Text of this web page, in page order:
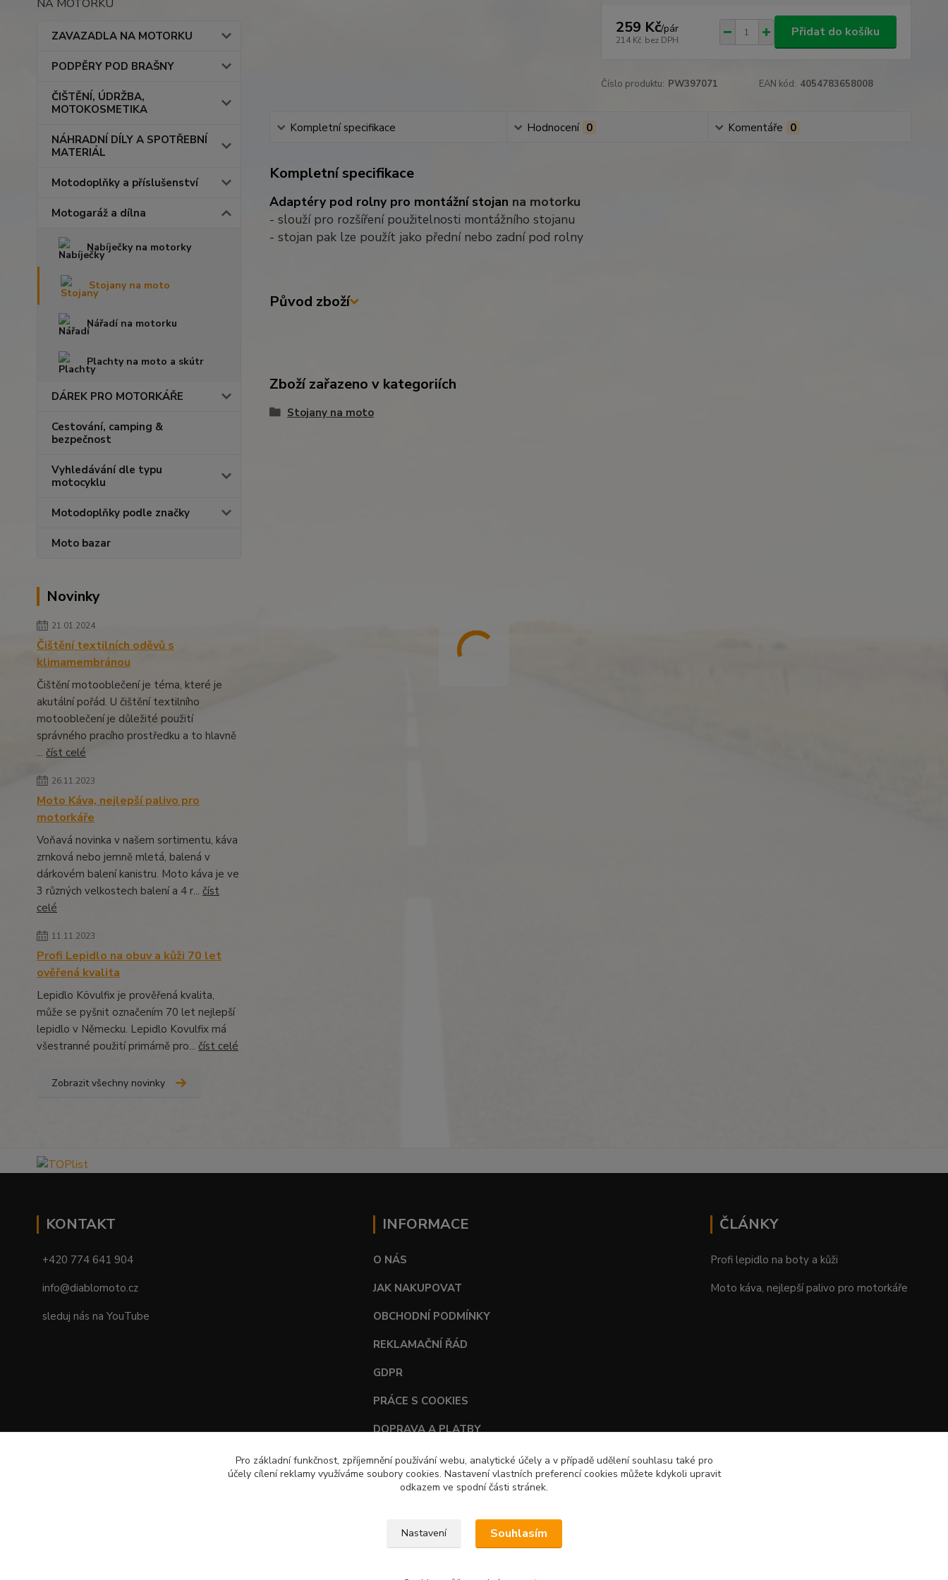
NA MOTORKU
ZAVAZADLA NA MOTORKU
PODPĚRY POD BRAŠNY
ČIŠTĚNÍ, ÚDRŽBA,
MOTOKOSMETIKA
NÁHRADNÍ DÍLY A SPOTŘEBNÍ
MATERIÁL
Motodoplňky a příslušenství
Motogaráž a dílna
Nabíječky na motorky
Stojany na moto
Nářadí na motorku
Plachty na moto a skútr
DÁREK PRO MOTORKÁŘE
Cestování, camping &
bezpečnost
Vyhledávání dle typu
motocyklu
Motodoplňky podle značky
Moto bazar
Novinky
21.01.2024
Čištění textilních oděvů s
klimamembránou
Čištění motooblečení je téma, které je
akutální pořád. U čištění textilního
motooblečení je důležité použití
správného pracího prostředku a to hlavně
... číst celé
26.11.2023
Moto Káva, nejlepší palivo pro
motorkáře
Voňavá novinka v našem sortimentu, káva
zrnková nebo jemně mletá, balená v
dárkovém balení kanistru. Moto káva je ve
3 různých velkostech balení a 4 r... číst
celé
11.11.2023
Profi Lepidlo na obuv a kůži 70 let
ověřená kvalita
Lepidlo Kövulfix je prověřená kvalita,
může se pyšnit označením 70 let nejlepší
lepidlo v Německu. Lepidlo Kovulfix má
všestranné použití primárně pro... číst celé
Zobrazit všechny novinky
259 Kč/pár
214 Kč bez DPH
Přidat do košíku
Číslo produktu: PW397071 EAN kód: 4054783658008
Kompletní specifikace Hodnocení 0 Komentáře 0
Kompletní specifikace
Adaptéry pod rolny pro montážní stojan na motorku
- slouží pro rozšíření použitelnosti montážního stojanu
- stojan pak lze použít jako přední nebo zadní pod rolny
Původ zboží
Zboží zařazeno v kategoriích
Stojany na moto
KONTAKT
+420 774 641 904
info@diablomoto.cz
sleduj nás na YouTube
INFORMACE
O NÁS
JAK NAKUPOVAT
OBCHODNÍ PODMÍNKY
REKLAMAČNÍ ŘÁD
GDPR
PRÁCE S COOKIES
DOPRAVA A PLATBY
TABULKY VELIKOSTÍ
ČLÁNKY
Profi lepidlo na boty a kůži
Moto káva, nejlepší palivo pro motorkáře
Pro základní funkčnost, zpříjemnění používání webu, analytické účely a v případě udělení souhlasu také pro
účely cílení reklamy využíváme soubory cookies. Nastavení vlastních preferencí cookies můžete kdykoli upravit
odkazem ve spodní části stránek.
Nastavení Souhlasím